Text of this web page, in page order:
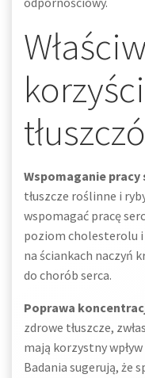
Wspomaganie pracy
tłuszcze roślinne i
wspomagać pracę
poziom cholesterolu i
na ściankach naczyń
do chorób serca.
Poprawa
zdrowe tłuszcze,
mają korzystny
Badania sugerują, że